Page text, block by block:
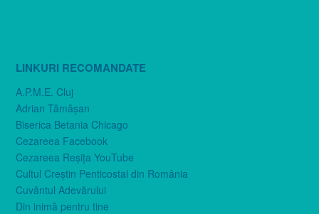
LINKURI RECOMANDATE
A.P.M.E. Cluj
Adrian Tămăşan
Biserica Betania Chicago
Cezareea Facebook
Cezareea Reşiţa YouTube
Cultul Creştin Penticostal din România
Cuvântul Adevărului
Din inimă pentru tine